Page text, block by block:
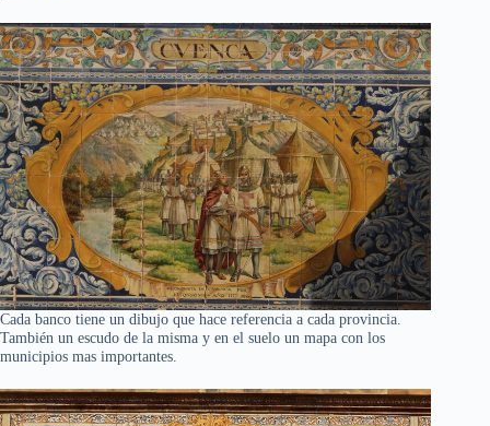
Cada banco tiene un dibujo que hace referencia a cada provincia.
También un escudo de la misma y en el suelo un mapa con los
municipios mas importantes.